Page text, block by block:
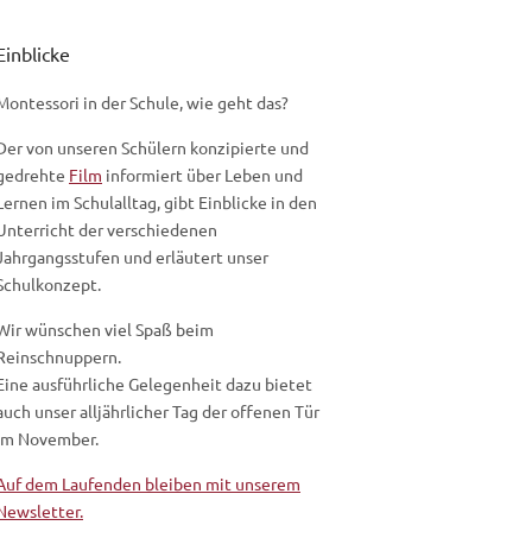
in der Schule, wie geht das?
von unseren Schülern konzipierte und
Film informiert über Leben und
im Schulalltag, gibt Einblicke in den
der verschiedenen
und erläutert unser
wünschen viel Spaß beim
ausführliche Gelegenheit dazu bietet
unser alljährlicher Tag der offenen Tür
November.
dem Laufenden bleiben mit unserem